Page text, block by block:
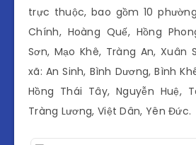
trực thuộc, bao gồm 10
Chính, Hoàng Quế, Hồng
Sơn, Mạo Khê, Tràng An, Xuân
xã: An Sinh, Bình Dương, Bình
Hồng Thái Tây, Nguyễn Huệ,
Tràng Lương, Việt Dân, Yên Đức.